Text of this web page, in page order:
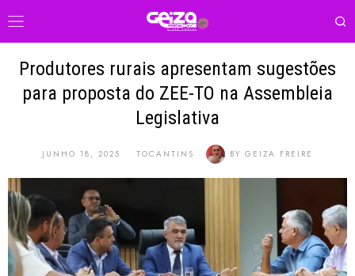
Produtores rurais apresentam sugestões
para proposta do ZEE-TO na Assembleia
Legislativa
JUNHO 18, 2025 TOCANTINS BY GEIZA FREIRE